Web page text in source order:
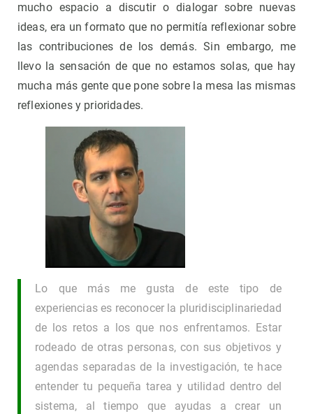
mucho espacio a discutir o dialogar sobre nuevas
ideas, era un formato que no permitía reflexionar sobre
las contribuciones de los demás. Sin embargo, me
llevo la sensación de que no estamos solas, que hay
mucha más gente que pone sobre la mesa las mismas
reflexiones y prioridades.
Lo que más me gusta de este tipo de
experiencias es reconocer la pluridisciplinariedad
de los retos a los que nos enfrentamos. Estar
rodeado de otras personas, con sus objetivos y
agendas separadas de la investigación, te hace
entender tu pequeña tarea y utilidad dentro del
sistema, al tiempo que ayudas a crear un